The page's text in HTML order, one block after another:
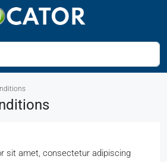
sit amet, consectetur adipiscing